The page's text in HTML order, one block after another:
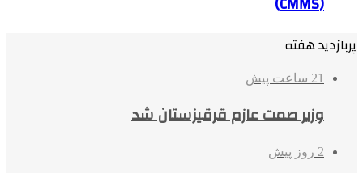
پربازدید هفته
21 ساعت پیش
وزیر صمت عازم قرقیزستان شد
2 روز پیش